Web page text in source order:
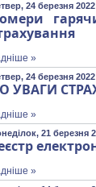
24 березня
»
24 березня
УВАГИ
»
21 березня
»